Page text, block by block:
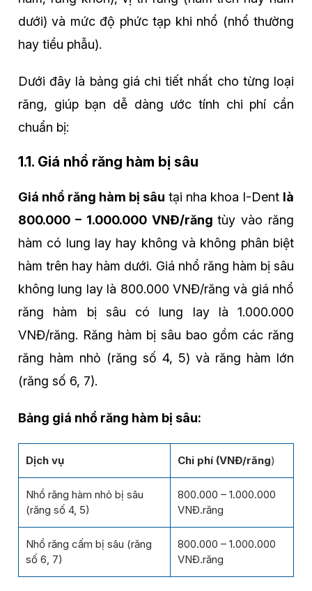
dưới) và mức độ phức tạp khi nhổ (nhổ thường
hay tiểu phẫu).
Dưới đây là bảng giá chi tiết nhất cho từng loại
răng, giúp bạn dễ dàng ước tính chi phí cần
chuẩn bị:
1.1. Giá nhổ răng hàm bị sâu
Giá nhổ răng hàm bị sâu tại nha khoa I-Dent là
800.000 – 1.000.000 VNĐ/răngtùy vào răng
hàm có lung lay hay không và không phân biệt
hàm trên hay hàm dưới. Giá nhổ răng hàm bị sâu
không lung lay là 800.000 VNĐ/răng và giá nhổ
răng hàm bị sâu có lung lay là 1.000.000
VNĐ/răng. Răng hàm bị sâu bao gồm các răng
răng hàm nhỏ (răng số 4, 5) và răng hàm lớn
(răng số 6, 7).
Bảng giá nhổ răng hàm bị sâu:
Dịch vụ Chi phí (VNĐ/răng)
Nhổ răng hàm nhỏ bị sâu
(răng số 4, 5)
800.000 – 1.000.000
VNĐ.răng
Nhổ răng cấm bị sâu (răng
số 6, 7)
800.000 – 1.000.000
VNĐ.răng